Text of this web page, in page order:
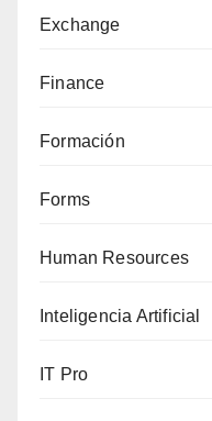
Exchange
Finance
Formación
Forms
Human Resources
Inteligencia Artificial
IT Pro